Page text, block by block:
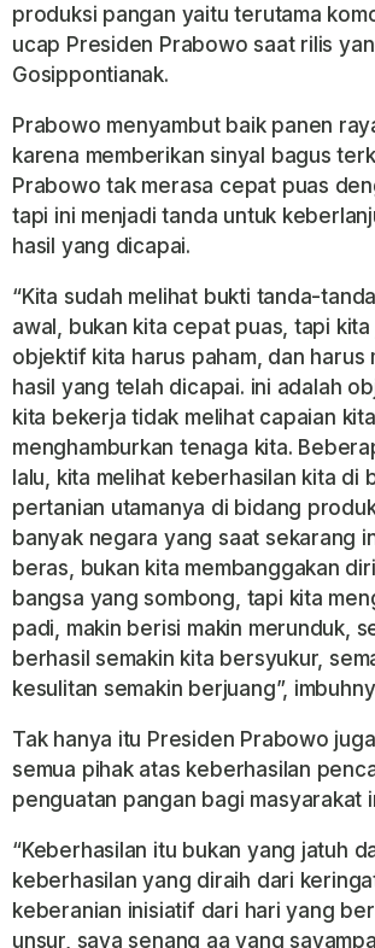
produksi pangan yaitu terutama
ucap Presiden Prabowo saat rilis
Gosippontianak.
Prabowo menyambut baik panen
karena memberikan sinyal bagus
Prabowo tak merasa cepat puas
tapi ini menjadi tanda untuk
hasil yang dicapai.
“Kita sudah melihat bukti tanda-
awal, bukan kita cepat puas, tapi
objektif kita harus paham, dan harus
hasil yang telah dicapai. ini adalah
kita bekerja tidak melihat capaian
menghamburkan tenaga kita.
lalu, kita melihat keberhasilan kita di
pertanian utamanya di bidang
banyak negara yang saat sekarang
beras, bukan kita membanggakan
bangsa yang sombong, tapi kita
padi, makin berisi makin merunduk,
berhasil semakin kita bersyukur,
kesulitan semakin berjuang”,
Tak hanya itu Presiden Prabowo
semua pihak atas keberhasilan
penguatan pangan bagi masyarakat
“Keberhasilan itu bukan yang jatuh
keberhasilan yang diraih dari
keberanian inisiatif dari hari yang
unsur, saya senang aa yang